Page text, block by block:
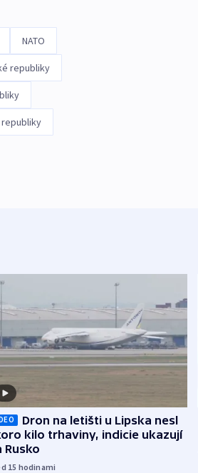
NATO
republiky
republiky
Dron na letišti u Lipska nesl
kilo trhaviny, indicie ukazují
Rusko
15 hodinami